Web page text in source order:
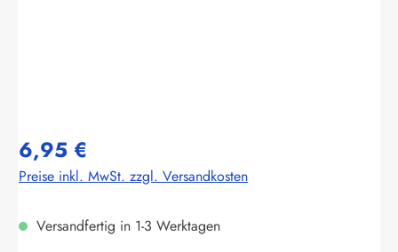
6,95 €
Preise inkl. MwSt. zzgl. Versandkosten
Versandfertig in 1-3 Werktagen